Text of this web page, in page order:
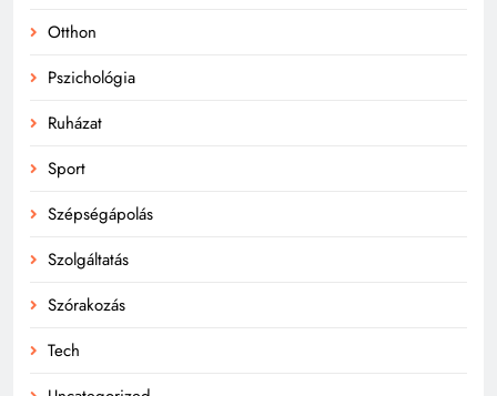
Otthon
Pszichológia
Ruházat
Sport
Szépségápolás
Szolgáltatás
Szórakozás
Tech